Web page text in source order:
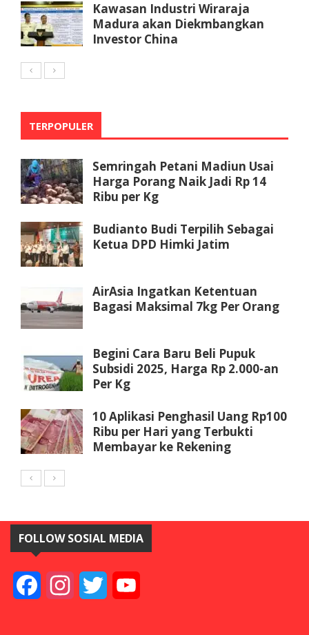
Kawasan Industri Wiraraja
Madura akan Diekmbangkan
Investor China
TERPOPULER
Semringah Petani Madiun Usai
Harga Porang Naik Jadi Rp 14
Ribu per Kg
Budianto Budi Terpilih Sebagai
Ketua DPD Himki Jatim
AirAsia Ingatkan Ketentuan
Bagasi Maksimal 7kg Per Orang
Begini Cara Baru Beli Pupuk
Subsidi 2025, Harga Rp 2.000-an
Per Kg
10 Aplikasi Penghasil Uang Rp100
Ribu per Hari yang Terbukti
Membayar ke Rekening
FOLLOW SOSIAL MEDIA
FacebookInstagramTwitter